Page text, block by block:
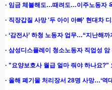
· 임금 체불해도…때려도…이주노동자
· 직장갑질 사망 '두 아이 아빠' 현대차
· ‘감전사’ 하청 노동자 업무…“지난해
· 삼성디스플레이 청소노동자 직업성 암
· "요양보호사 월급 얼마 줘야 하나요?"
· 올해 폐기물 처리장서 28명 사망…‘역